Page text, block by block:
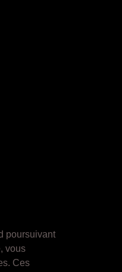
poursuivant
vous
Ces